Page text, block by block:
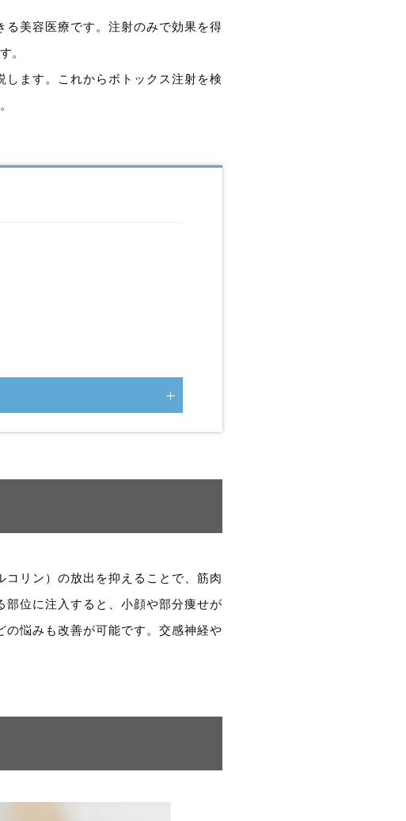
美容医療です。注射のみで効果を得
。
ます。これからボトックス注射を検
リン）の放出を抑えることで、筋肉
位に注入すると、小顔や部分痩せが
悩みも改善が可能です。交感神経や